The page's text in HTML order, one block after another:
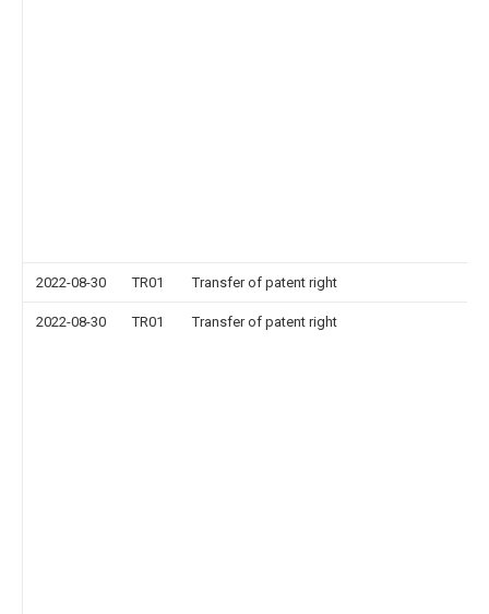
2022-08-30 TR01 Transfer of patent right
2022-08-30 TR01 Transfer of patent right